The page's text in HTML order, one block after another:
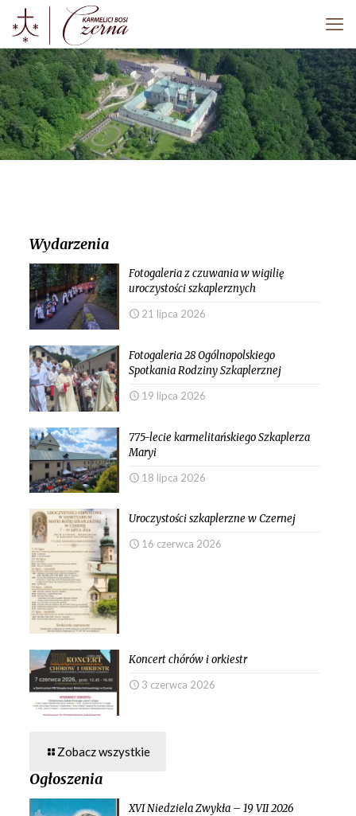
Wydarzenia
Fotogaleria z czuwania w wigilię
uroczystości szkaplerznych
21 lipca 2026
Fotogaleria 28 Ogólnopolskiego
Spotkania Rodziny Szkaplerznej
19 lipca 2026
775-lecie karmelitańskiego Szkaplerza
Maryi
18 lipca 2026
Uroczystości szkaplerzne w Czernej
16 czerwca 2026
Koncert chórów i orkiestr
3 czerwca 2026
Zobacz wszystkie
Ogłoszenia
XVI Niedziela Zwykła – 19 VII 2026